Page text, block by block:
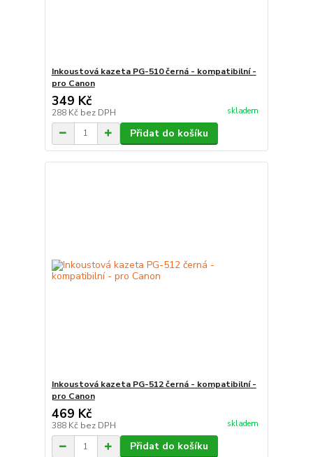
Inkoustová kazeta PG-510 černá - kompatibilní -
pro Canon
349 Kč
288 Kč bez DPH skladem
Přidat do košíku
Inkoustová kazeta PG-512 černá - kompatibilní -
pro Canon
469 Kč
388 Kč bez DPH skladem
Přidat do košíku